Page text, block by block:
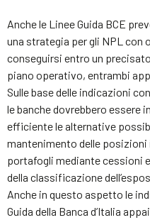
Anche le Linee Guida BCE
una strategia per gli NPL
conseguirsi entro un
piano operativo, entrambi
Sulle base delle indicazioni
le banche dovrebbero essere
efficiente le alternative
mantenimento delle
portafogli mediante cessioni
della classificazione
Anche in questo aspetto le
Guida della Banca d’Italia